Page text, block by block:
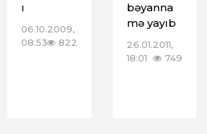
ı
06.10.2009,
08:53
822
bəyanna
mə yayıb
26.01.2011,
18:01
749